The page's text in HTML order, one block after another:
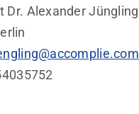
Dr. Alexander Jüngling